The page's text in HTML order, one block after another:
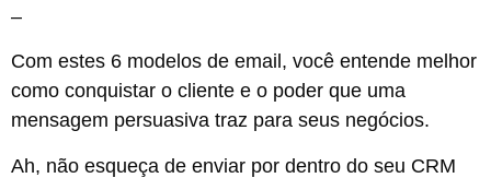
–
Com estes 6 modelos de email, você entende melhor
como conquistar o cliente e o poder que uma
mensagem persuasiva traz para seus negócios.
Ah, não esqueça de enviar por dentro do seu CRM